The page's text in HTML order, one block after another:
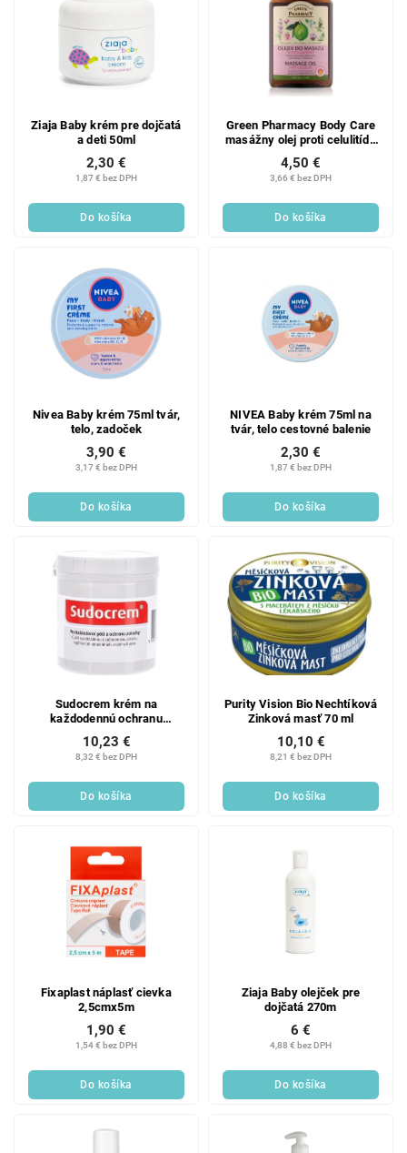
Ziaja Baby krém pre dojčatá
a deti 50ml
1,87 € bez DPH
2,30 €
Do košíka
Green Pharmacy Body Care
masážny olej proti celulitíde
200 ml
3,66 € bez DPH
4,50 €
Do košíka
Nivea Baby krém 75ml tvár,
telo, zadoček
3,17 € bez DPH
3,90 €
Do košíka
NIVEA Baby krém 75ml na
tvár, telo cestovné balenie
1,87 € bez DPH
2,30 €
Do košíka
Sudocrem krém na
každodennú ochranu
8,32 € bez DPH
10,23 €
Do košíka
Purity Vision Bio Nechtíková
Zinková masť 70 ml
8,21 € bez DPH
10,10 €
Do košíka
Fixaplast náplasť cievka
2,5cmx5m
1,54 € bez DPH
1,90 €
Do košíka
Ziaja Baby olejček pre
dojčatá 270m
4,88 € bez DPH
6 €
Do košíka